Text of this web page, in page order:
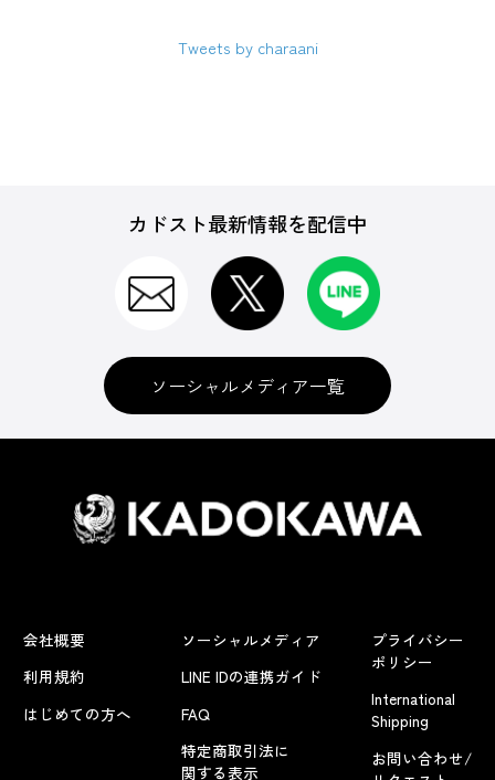
Tweets by charaani
カドスト最新情報を配信中
ソーシャルメディア一覧
会社概要
利用規約
はじめての方へ
ソーシャルメディア
LINE IDの連携ガイド
FAQ
特定商取引法に
関する表示
プライバシー
ポリシー
International
Shipping
お問い合わせ/